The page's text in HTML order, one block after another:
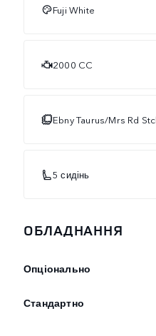
Fuji White
2000 CC
Ebny Taurus/Mrs Rd
5 сидінь
ОБЛАДНАННЯ
Опціонально
Стандартно